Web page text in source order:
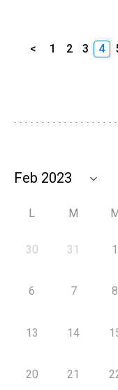
< 1 2 3 4
L M
30 31 1
6 7 8
13 14
20 21